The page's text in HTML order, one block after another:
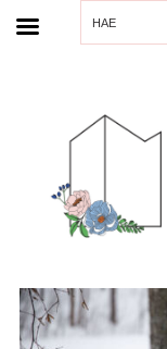
SEARCH